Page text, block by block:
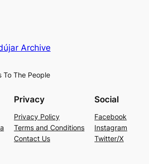
Archive
To The People
Privacy
Privacy Policy
Terms and Conditions
Contact Us
Social
Facebook
Instagram
Twitter/X